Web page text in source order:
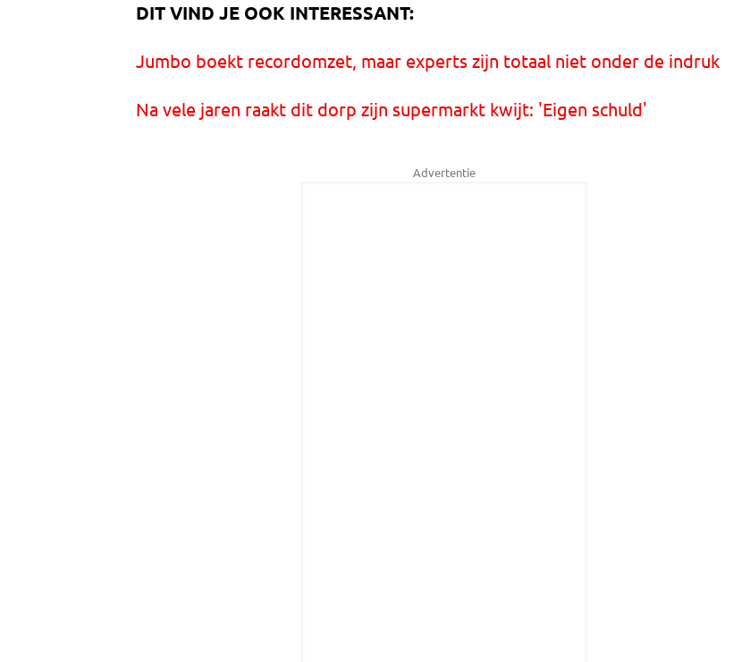
DIT VIND JE OOK INTERESSANT:
Jumbo boekt recordomzet, maar experts zijn totaal niet onder de indruk
Na vele jaren raakt dit dorp zijn supermarkt kwijt: 'Eigen schuld'
Advertentie